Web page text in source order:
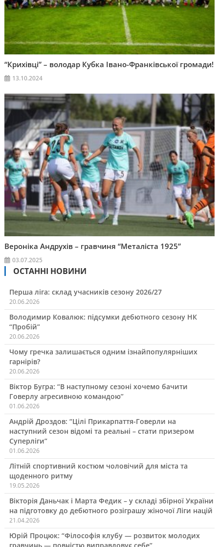
“Крихівці” – володар Кубка Івано-Франківської громади!
13.10.2024
Вероніка Андрухів – гравчиня “Металіста 1925”
03.07.2025
ОСТАННІ НОВИНИ
Перша ліга: склад учасників сезону 2026/27
20.06.2026
Володимир Ковалюк: підсумки дебютного сезону НК
“Пробій”
20.06.2026
Чому гречка залишається одним ізнайпопулярніших
гарнірів?
20.06.2026
Віктор Бугра: “В наступному сезоні хочемо бачити
Говерлу агресивною командою”
01.06.2026
Андрій Дроздов: “Цілі Прикарпаття-Говерли на
наступний сезон відомі та реальні – стати призером
Суперліги”
01.06.2026
Літній спортивний костюм чоловічий для міста та
щоденного ритму
19.05.2026
Вікторія Даньчак і Марта Федик – у складі збірної України
на підготовку до дебютного розіграшу жіночої Ліги націй
21.04.2026
Юрій Процюк: “Філософія клубу — розвиток молодих